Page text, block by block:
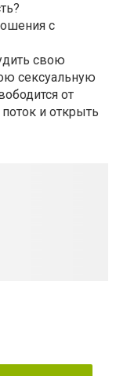
с
свою
сексуальную
от
и открыть